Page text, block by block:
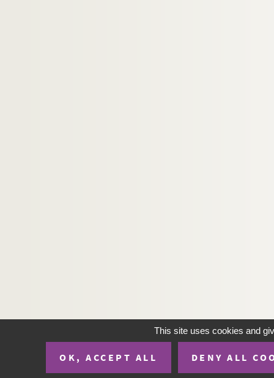
This site uses cookies and
OK, ACCEPT ALL DENY ALL